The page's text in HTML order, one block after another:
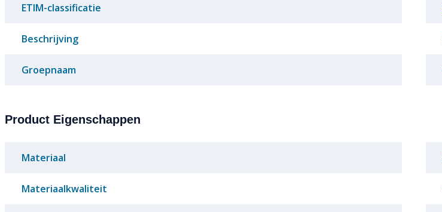
ETIM-classificatie
Beschrijving
Groepnaam
Product Eigenschappen
Materiaal
Materiaalkwaliteit